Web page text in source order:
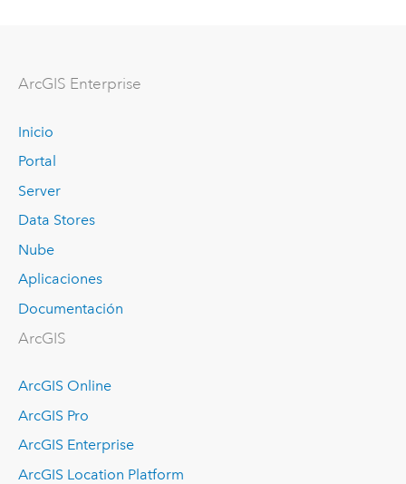
ArcGIS Enterprise
Inicio
Portal
Server
Data Stores
Nube
Aplicaciones
Documentación
ArcGIS
ArcGIS Online
ArcGIS Pro
ArcGIS Enterprise
ArcGIS Location Platform